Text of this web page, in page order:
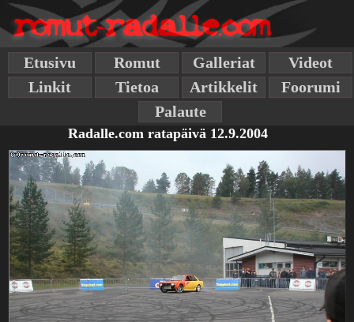
Etusivu Romut Galleriat
Videot
Linkit
Tietoa Artikkelit
Foorumi
Palaute
Radalle.com ratapäivä 12.9.2004